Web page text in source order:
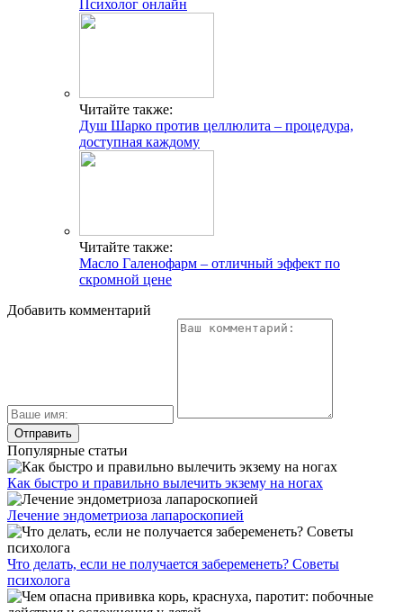
Психолог онлайн
Читайте также:
Душ Шарко против целлюлита – процедура,
доступная каждому
Читайте также:
Масло Галенофарм – отличный эффект по
скромной цене
Добавить комментарий
Популярные статьи
Как быстро и правильно вылечить экзему на ногах
Лечение эндометриоза лапароскопией
Что делать, если не получается забеременеть? Советы
психолога